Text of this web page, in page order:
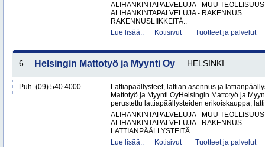
ALIHANKINTAPALVELUJA - MUU TEOLLISUUS
ALIHANKINTAPALVELUJA - RAKENNUS
RAKENNUSLIIKKEITÄ..
Lue lisää..
Kotisivut Tuotteet ja palvelut
6. Helsingin Mattotyö ja Myynti Oy HELSINKI
Puh. (09) 540 4000
Lattiapäällysteet, lattian asennus ja
Mattotyö ja Myynti OyHelsingin Mattotyö ja
perustettu lattiapäällysteiden erikoiskauppa,
ALIHANKINTAPALVELUJA - MUU TEOLLISUUS
ALIHANKINTAPALVELUJA - RAKENNUS
LATTIANPÄÄLLYSTEITÄ..
Lue lisää..
Kotisivut Tuotteet ja palvelut